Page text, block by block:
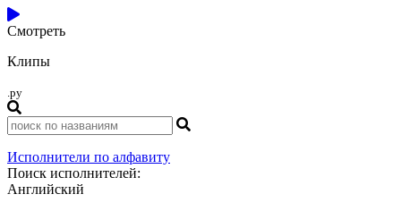
Смотреть
Клипы
.ру
Исполнители по алфавиту
Поиск исполнителей:
Английский